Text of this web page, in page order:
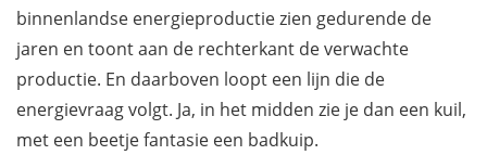
binnenlandse energieproductie zien gedurende de
jaren en toont aan de rechterkant de verwachte
productie. En daarboven loopt een lijn die de
energievraag volgt. Ja, in het midden zie je dan een kuil,
met een beetje fantasie een badkuip.